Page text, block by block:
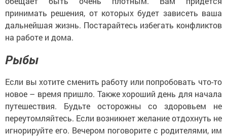
принимать решения, от которых будет зависеть ваша
дальнейшая жизнь. Постарайтесь избегать конфликтов
на работе и дома.
Рыбы
Если вы хотите сменить работу или попробовать что-то
новое – время пришло. Также хороший день для начала
путешествия. Будьте осторожны со здоровьем не
переутомляйтесь. Если возникнет желание отдохнуть не
игнорируйте его. Вечером поговорите с родителями, им